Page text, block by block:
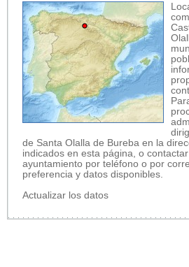
de Santa Olalla de Bureba en la
indicados en esta página, o
ayuntamiento por teléfono o por
preferencia y datos disponibles.
Actualizar los datos